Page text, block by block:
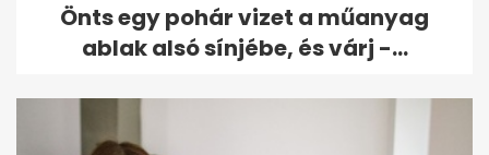
Önts egy pohár vizet a műanyag
ablak alsó sínjébe, és várj -...